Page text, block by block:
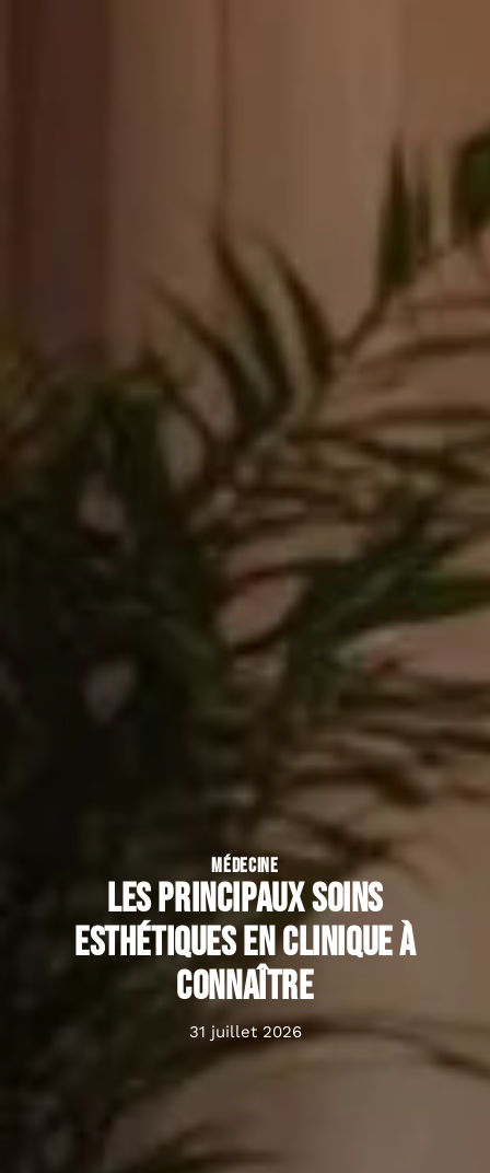
MÉDECINE
Les principaux soins
esthétiques en clinique à
connaître
31 juillet 2026